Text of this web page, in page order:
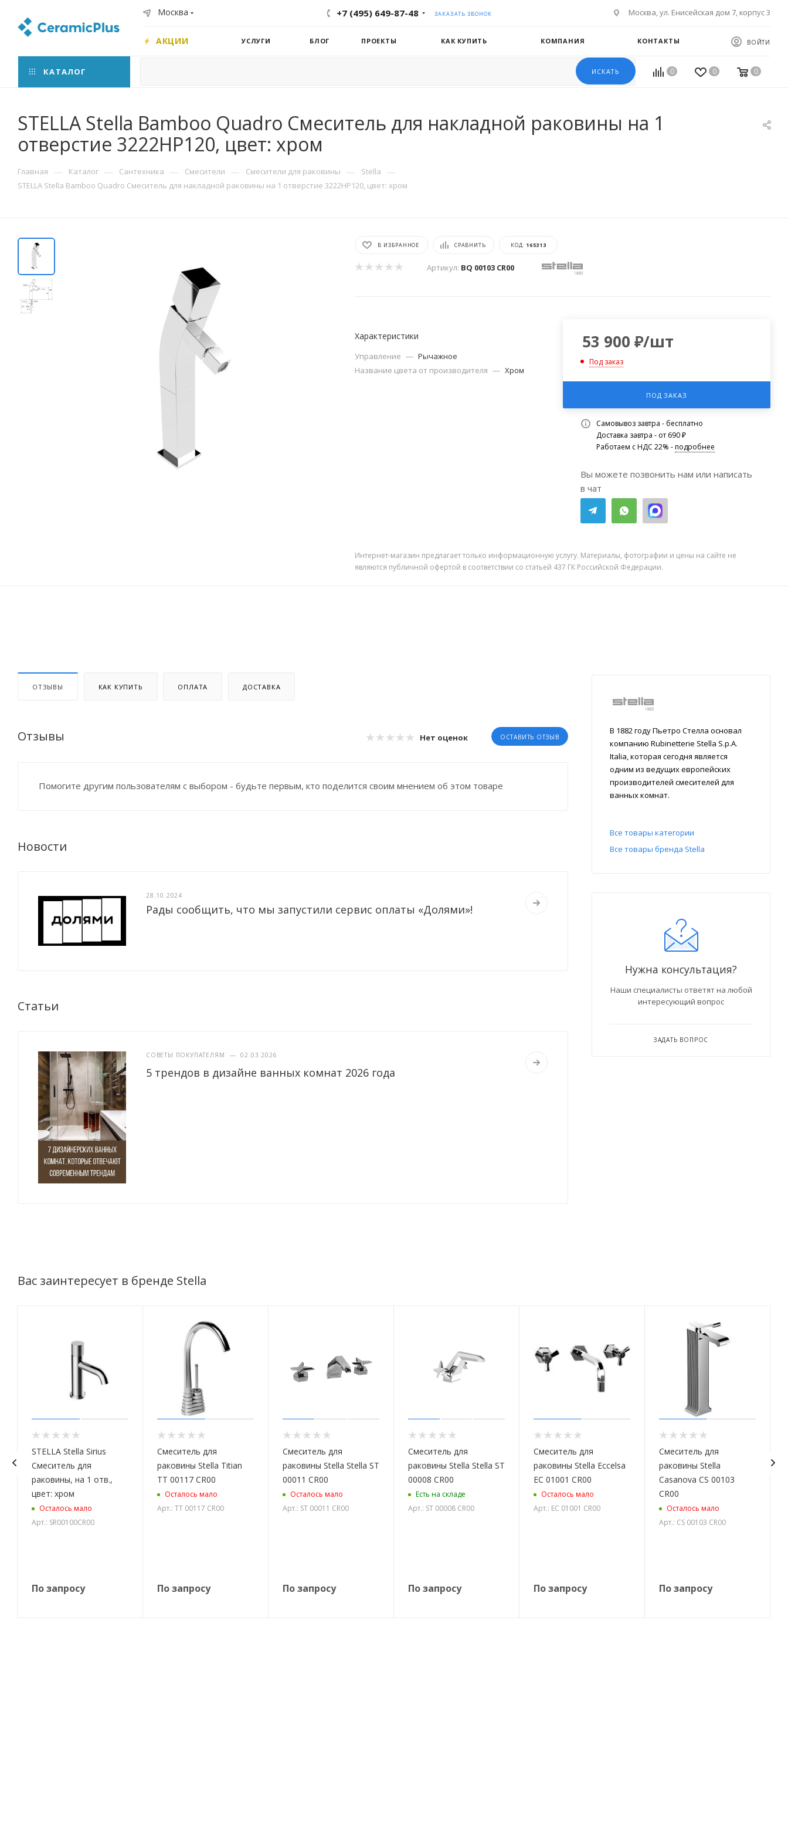
Москва +7 (495) 649-87-48 ЗАКАЗАТЬ ЗВОНОК Москва, ул. Енисейская дом 7, корпус 3
АКЦИИ УСЛУГИ БЛОГ ПРОЕКТЫ КАК КУПИТЬ КОМПАНИЯ КОНТАКТЫ ВОЙТИ
КАТАЛОГ ИСКАТЬ 0 0 0
STELLA Stella Bamboo Quadro Смеситель для накладной раковины на 1
отверстие 3222HP120, цвет: хром
Главная — Каталог — Сантехника — Смесители — Смесители для раковины — Stella —
STELLA Stella Bamboo Quadro Смеситель для накладной раковины на 1 отверстие 3222HP120, цвет: хром
В ИЗБРАННОЕ СРАВНИТЬ КОД: 165313
Артикул: BQ 00103 CR00
Характеристики
Управление — Рычажное
Название цвета от производителя — Хром
53 900 ₽/шт
Под заказ
ПОД ЗАКАЗ
Самовывоз завтра - бесплатно
Доставка завтра - от 690 ₽
Работаем с НДС 22% -подробнее
Вы можете позвонить нам или написать
в чат
Интернет-магазин предлагает только информационную услугу. Материалы, фотографии и цены на сайте не
являются публичной офертой в соответствии со статьей 437 ГК Российской Федерации.
ОТЗЫВЫ КАК КУПИТЬ ОПЛАТА ДОСТАВКА
Отзывы Нет оценок ОСТАВИТЬ ОТЗЫВ
Помогите другим пользователям с выбором - будьте первым, кто поделится своим мнением об этом товаре
Новости
28.10.2024
Рады сообщить, что мы запустили сервис оплаты «Долями»!
Статьи
СОВЕТЫ ПОКУПАТЕЛЯМ — 02.03.2026
5 трендов в дизайне ванных комнат 2026 года
В 1882 году Пьетро Стелла основал
компанию Rubinetterie Stella S.p.A.
Italia, которая сегодня является
одним из ведущих европейских
производителей смесителей для
ванных комнат.
Все товары категории
Все товары бренда Stella
Нужна консультация?
Наши специалисты ответят на любой
интересующий вопрос
ЗАДАТЬ ВОПРОС
Вас заинтересует в бренде Stella
STELLA Stella Sirius
Смеситель для
раковины, на 1 отв.,
цвет: хром
Осталось мало
Арт.: SR00100CR00
По запросу
Смеситель для
раковины Stella Titian
TT 00117 CR00
Осталось мало
Арт.: TT 00117 CR00
По запросу
Смеситель для
раковины Stella Stella ST
00011 CR00
Осталось мало
Арт.: ST 00011 CR00
По запросу
Смеситель для
раковины Stella Stella ST
00008 CR00
Есть на складе
Арт.: ST 00008 CR00
По запросу
Смеситель для
раковины Stella Eccelsa
EC 01001 CR00
Осталось мало
Арт.: EC 01001 CR00
По запросу
Смеситель для
раковины Stella
Casanova CS 00103
CR00
Осталось мало
Арт.: CS 00103 CR00
По запросу